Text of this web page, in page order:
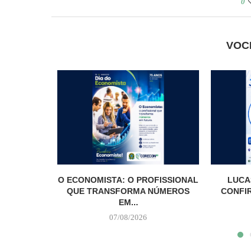
O ECONOMISTA: O PROFISSIONAL
QUE TRANSFORMA NÚMEROS
EM...
07/08/2026